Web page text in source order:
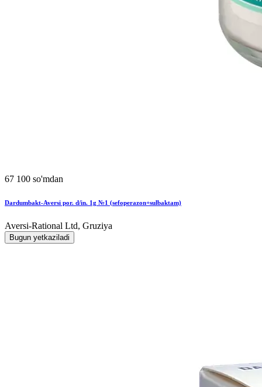
67 100 so'mdan
Dardumbakt-Aversi por. d/in. 1g №1 (sefoperazon+sulbaktam)
Aversi-Rational Ltd, Gruziya
Bugun yetkaziladi